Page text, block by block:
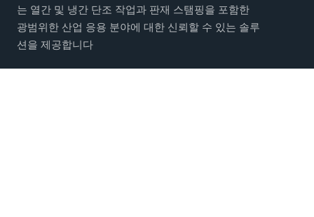
는 열간 및 냉간 단조 작업과 판재 스탬핑을 포함한
광범위한 산업 응용 분야에 대한 신뢰할 수 있는 솔루
션을 제공합니다